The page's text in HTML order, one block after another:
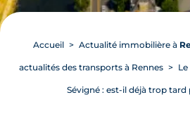
Accueil Actualité immobilière à
actualités des transports à Rennes
Sévigné : est-il déjà trop tard